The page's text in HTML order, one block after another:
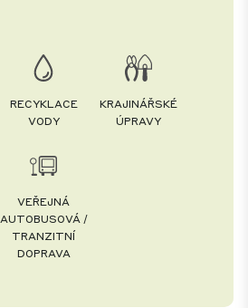
RECYKLACE
VODY
KRAJINÁŘSKÉ
ÚPRAVY
VEŘEJNÁ
AUTOBUSOVÁ /
TRANZITNÍ
DOPRAVA